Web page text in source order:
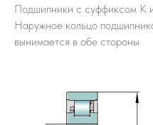
Подшипники с суффиксом K
Наружное кольцо
вынимается в обе стороны